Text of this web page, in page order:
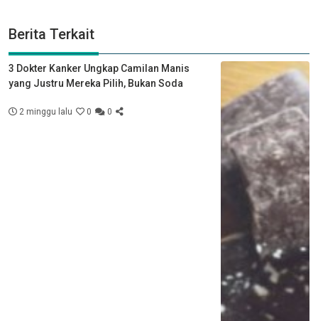
Berita Terkait
3 Dokter Kanker Ungkap Camilan Manis
yang Justru Mereka Pilih, Bukan Soda
2 minggu lalu 0 0